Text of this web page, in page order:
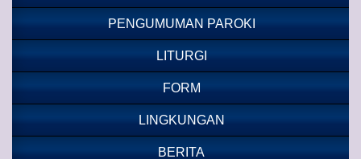
PENGUMUMAN PAROKI
LITURGI
FORM
LINGKUNGAN
BERITA